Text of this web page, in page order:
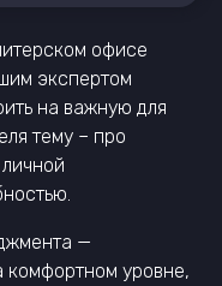
офисе
экспертом
на важную для
тему – про
—
комфортном уровне,